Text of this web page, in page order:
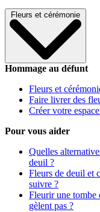
Fleurs et cérémonie
Hommage au défunt
Fleurs et
Faire livrer des
Créer votre
Pour vous aider
Quelles
deuil ?
Fleurs de deuil et
suivre ?
Fleurir une tombe
gèlent pas ?